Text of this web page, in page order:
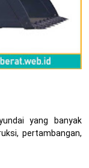
yang banyak
pertambangan,